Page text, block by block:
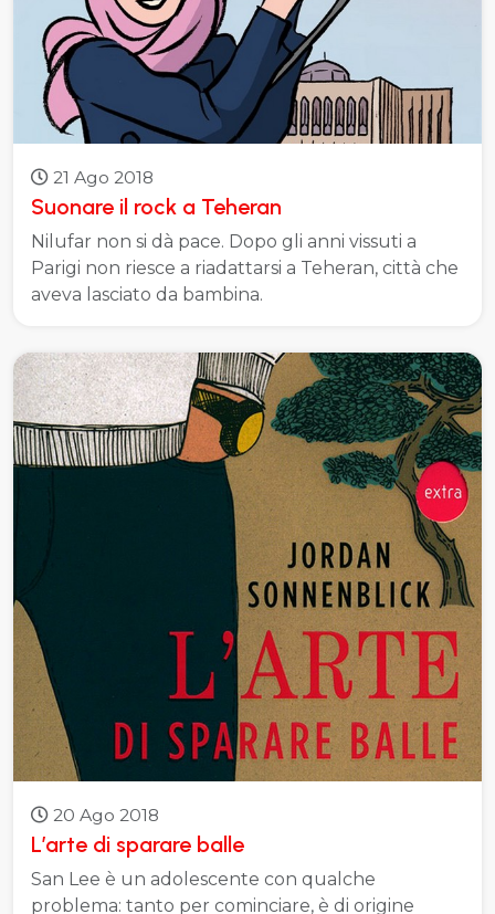
21 Ago 2018
Suonare il rock a Teheran
Nilufar non si dà pace. Dopo gli anni vissuti a
Parigi non riesce a riadattarsi a Teheran, città che
aveva lasciato da bambina.
20 Ago 2018
L’arte di sparare balle
San Lee è un adolescente con qualche
problema: tanto per cominciare, è di origine